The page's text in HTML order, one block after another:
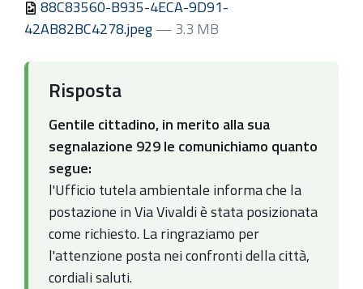
88C83560-B935-4ECA-9D91-
42AB82BC4278.jpeg— 3.3 MB
Risposta
Gentile cittadino, in merito alla sua
segnalazione 929 le comunichiamo quanto
segue:
l'Ufficio tutela ambientale informa che la
postazione in Via Vivaldi è stata posizionata
come richiesto. La ringraziamo per
l'attenzione posta nei confronti della città,
cordiali saluti.